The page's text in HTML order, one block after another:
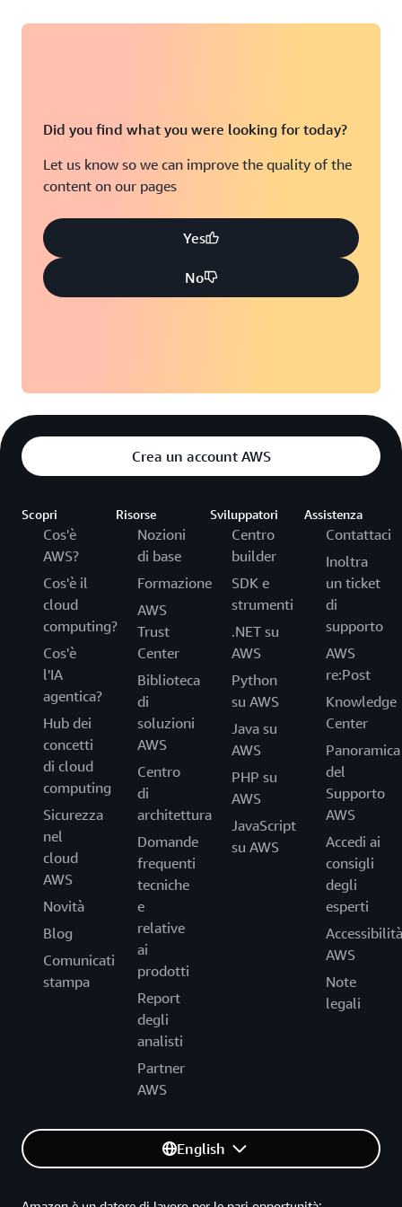
Did you find what you were looking for today?
Let us know so we can improve the quality of the
content on our pages
Yes
No
Crea un account AWS
Scopri
Cos'è
AWS?
Cos'è il
cloud
computing?
Cos'è
l'IA
agentica?
Hub dei
concetti
di cloud
computing
Sicurezza
nel
cloud
AWS
Novità
Blog
Comunicati
stampa
Risorse
Nozioni
di base
Formazione
AWS
Trust
Center
Biblioteca
di
soluzioni
AWS
Centro
di
architettura
Domande
frequenti
tecniche
e
relative
ai
prodotti
Report
degli
analisti
Partner
AWS
Sviluppatori
Centro
builder
SDK e
strumenti
.NET su
AWS
Python
su AWS
Java su
AWS
PHP su
AWS
JavaScript
su AWS
Assistenza
Contattaci
Inoltra
un ticket
di
supporto
AWS
re:Post
Knowledge
Center
Panoramica
del
Supporto
AWS
Accedi ai
consigli
degli
esperti
Accessibilità
AWS
Note
legali
English